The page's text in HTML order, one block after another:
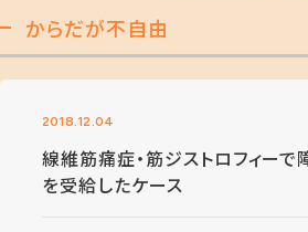
からだが不自由
2018.12.04
線維筋痛症・筋ジストロフィー
を受給したケース